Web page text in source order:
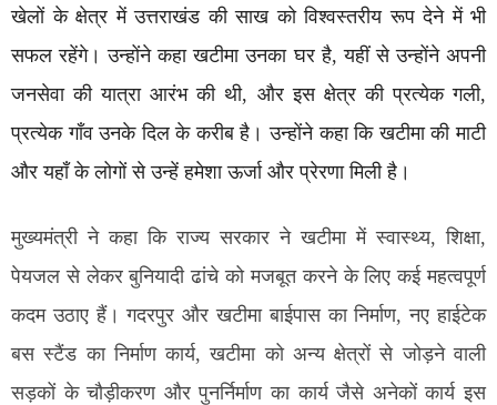
खेलों के क्षेत्र में उत्तराखंड की साख को विश्वस्तरीय रूप देने में भी
सफल रहेंगे। उन्होंने कहा खटीमा उनका घर है, यहीं से उन्होंने अपनी
जनसेवा की यात्रा आरंभ की थी, और इस क्षेत्र की प्रत्येक गली,
प्रत्येक गाँव उनके दिल के करीब है। उन्होंने कहा कि खटीमा की माटी
और यहाँ के लोगों से उन्हें हमेशा ऊर्जा और प्रेरणा मिली है।
मुख्यमंत्री ने कहा कि राज्य सरकार ने खटीमा में स्वास्थ्य, शिक्षा,
पेयजल से लेकर बुनियादी ढांचे को मजबूत करने के लिए कई महत्वपूर्ण
कदम उठाए हैं। गदरपुर और खटीमा बाईपास का निर्माण, नए हाईटेक
बस स्टैंड का निर्माण कार्य, खटीमा को अन्य क्षेत्रों से जोड़ने वाली
सड़कों के चौड़ीकरण और पुनर्निर्माण का कार्य जैसे अनेकों कार्य इस